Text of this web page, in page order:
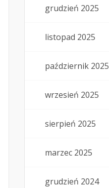
grudzień 2025
listopad 2025
październik 2025
wrzesień 2025
sierpień 2025
marzec 2025
grudzień 2024